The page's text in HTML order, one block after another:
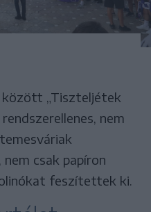
„Tiszteljétek
nem
csak papíron
feszítettek ki.